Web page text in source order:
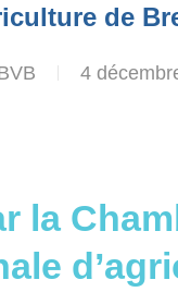
de
4
la